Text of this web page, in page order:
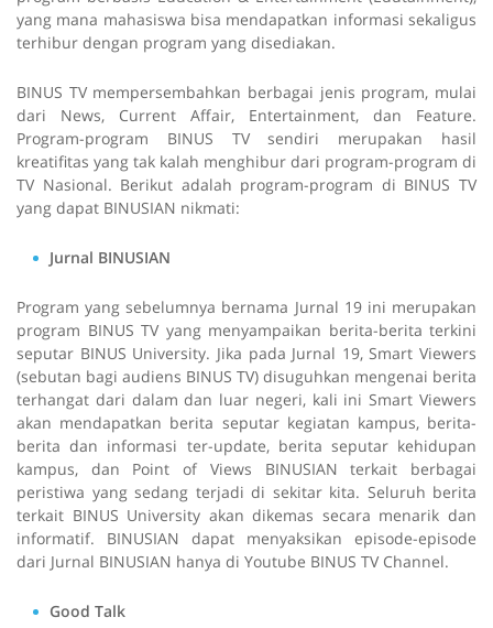
yang mana mahasiswa bisa mendapatkan informasi sekaligus
terhibur dengan program yang disediakan.
BINUS TV mempersembahkan berbagai jenis program, mulai
dari News, Current Affair, Entertainment, dan Feature.
Program-program BINUS TV sendiri merupakan hasil
kreatifitas yang tak kalah menghibur dari program-program di
TV Nasional. Berikut adalah program-program di BINUS TV
yang dapat BINUSIAN nikmati:
Jurnal BINUSIAN
Program yang sebelumnya bernama Jurnal 19 ini merupakan
program BINUS TV yang menyampaikan berita-berita terkini
seputar BINUS University. Jika pada Jurnal 19, Smart Viewers
(sebutan bagi audiens BINUS TV) disuguhkan mengenai berita
terhangat dari dalam dan luar negeri, kali ini Smart Viewers
akan mendapatkan berita seputar kegiatan kampus, berita-
berita dan informasi ter-update, berita seputar kehidupan
kampus, dan Point of Views BINUSIAN terkait berbagai
peristiwa yang sedang terjadi di sekitar kita. Seluruh berita
terkait BINUS University akan dikemas secara menarik dan
informatif. BINUSIAN dapat menyaksikan episode-episode
dari Jurnal BINUSIAN hanya di Youtube BINUS TV Channel.
Good Talk